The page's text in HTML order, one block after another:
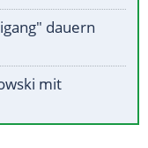
dauern
mit